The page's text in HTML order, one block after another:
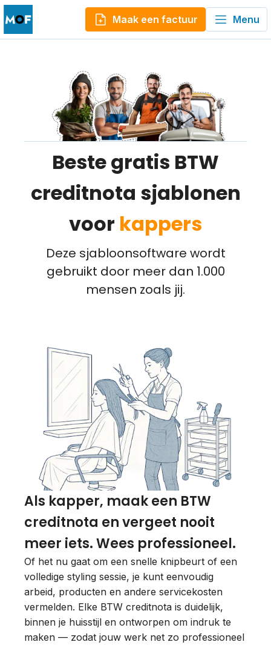
Maak een factuur Menu
Beste gratis BTW
creditnota sjablonen
voor kappers
Deze sjabloonsoftware wordt
gebruikt door meer dan 1.000
mensen zoals jij.
Als kapper, maak een BTW
creditnota en vergeet nooit
meer iets. Wees professioneel.
Of het nu gaat om een snelle knipbeurt of een
volledige styling sessie, je kunt eenvoudig
arbeid, producten en andere servicekosten
vermelden. Elke BTW creditnota is duidelijk,
binnen je huisstijl en ontworpen om indruk te
maken — zodat jouw werk net zo professioneel